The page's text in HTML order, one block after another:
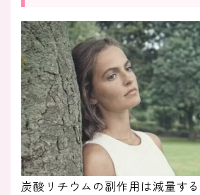
炭酸リチウムの副作用は減量す